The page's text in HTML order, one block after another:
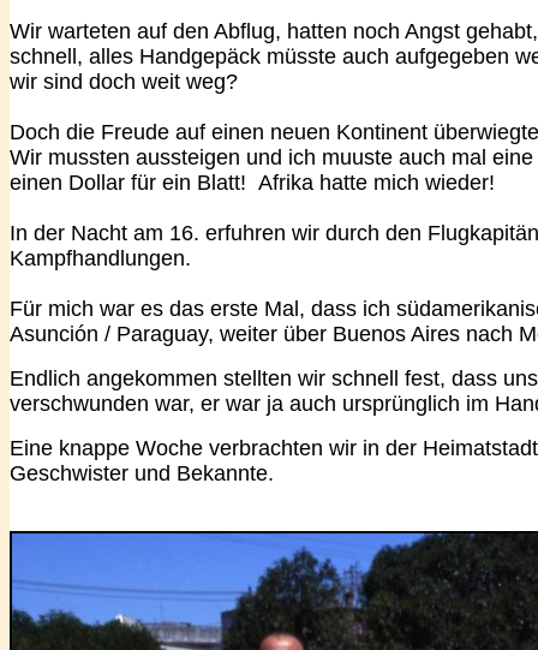
Wir warteten auf den Abflug, hatten noch Angst
schnell, alles Handgepäck müsste auch aufgegeben
wir sind doch weit weg?
Doch die Freude auf einen neuen Kontinent
Wir mussten aussteigen und ich muuste auch mal
einen Dollar für ein Blatt! Afrika hatte mich wieder!
In der Nacht am 16. erfuhren wir durch den
Kampfhandlungen.
Für mich war es das erste Mal, dass ich
Asunción / Paraguay, weiter über Buenos Aires nach
Endlich angekommen stellten wir schnell fest, dass
verschwunden war, er war ja auch ursprünglich im
Eine knappe Woche verbrachten wir in der
Geschwister und Bekannte.